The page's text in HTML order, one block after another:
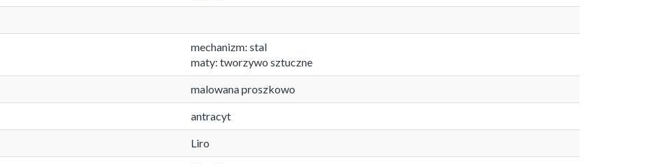
mechanizm: stal
maty: tworzywo sztuczne
malowana proszkowo
antracyt
Liro